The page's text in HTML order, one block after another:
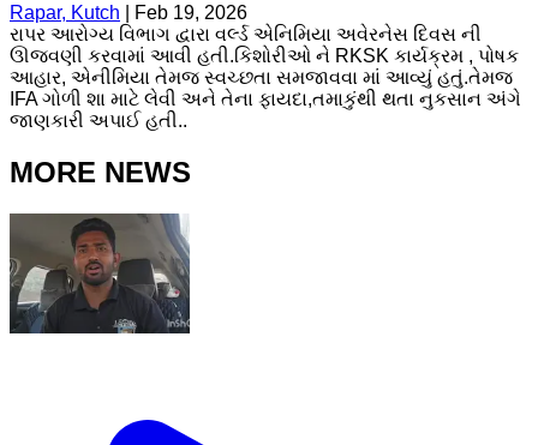
Rapar, Kutch
Feb 19, 2026
રાપર આરોગ્ય વિભાગ દ્વારા વર્લ્ડ એનિમિયા અવેરનેસ દિવસ ની
ઊજવણી કરવામાં આવી હતી.કિશોરીઓ ને RKSK કાર્યક્રમ , પોષક
આહાર, એનીમિયા તેમજ સ્વચ્છતા સમજાવવા માં આવ્યું હતું.તેમજ
IFA ગોળી શા માટે લેવી અને તેના ફાયદા,તમાકુંથી થતા નુકસાન અંગે
જાણકારી અપાઈ હતી..
MORE NEWS